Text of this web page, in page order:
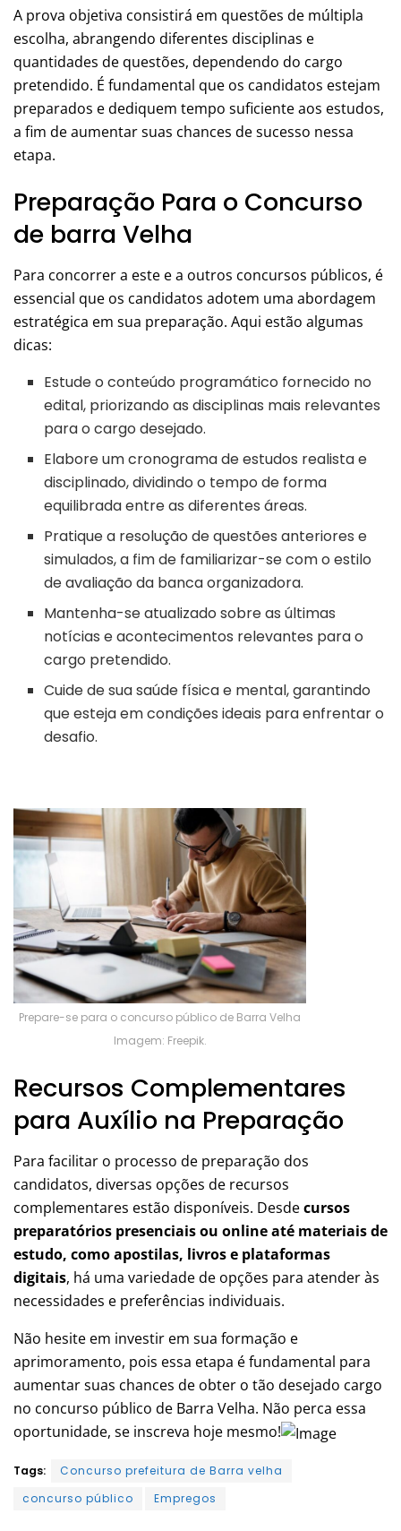
A prova objetiva consistirá em questões de múltipla
escolha, abrangendo diferentes disciplinas e
quantidades de questões, dependendo do cargo
pretendido. É fundamental que os candidatos estejam
preparados e dediquem tempo suficiente aos estudos,
a fim de aumentar suas chances de sucesso nessa
etapa.
Preparação Para o Concurso
de barra Velha
Para concorrer a este e a outros concursos públicos, é
essencial que os candidatos adotem uma abordagem
estratégica em sua preparação. Aqui estão algumas
dicas:
Estude o conteúdo programático fornecido no
edital, priorizando as disciplinas mais relevantes
para o cargo desejado.
Elabore um cronograma de estudos realista e
disciplinado, dividindo o tempo de forma
equilibrada entre as diferentes áreas.
Pratique a resolução de questões anteriores e
simulados, a fim de familiarizar-se com o estilo
de avaliação da banca organizadora.
Mantenha-se atualizado sobre as últimas
notícias e acontecimentos relevantes para o
cargo pretendido.
Cuide de sua saúde física e mental, garantindo
que esteja em condições ideais para enfrentar o
desafio.
Prepare-se para o concurso público de Barra Velha
Imagem: Freepik.
Recursos Complementares
para Auxílio na Preparação
Para facilitar o processo de preparação dos
candidatos, diversas opções de recursos
complementares estão disponíveis. Desdecursos
preparatórios presenciais ou online até materiais de
estudo, como apostilas, livros e plataformas
digitais, há uma variedade de opções para atender às
necessidades e preferências individuais.
Não hesite em investir em sua formação e
aprimoramento, pois essa etapa é fundamental para
aumentar suas chances de obter o tão desejado cargo
no concurso público de Barra Velha. Não perca essa
oportunidade, se inscreva hoje mesmo!
Tags:
Concurso prefeitura de Barra velha
concurso público
Empregos